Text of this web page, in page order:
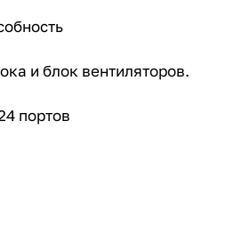
и блок вентиляторов.
портов